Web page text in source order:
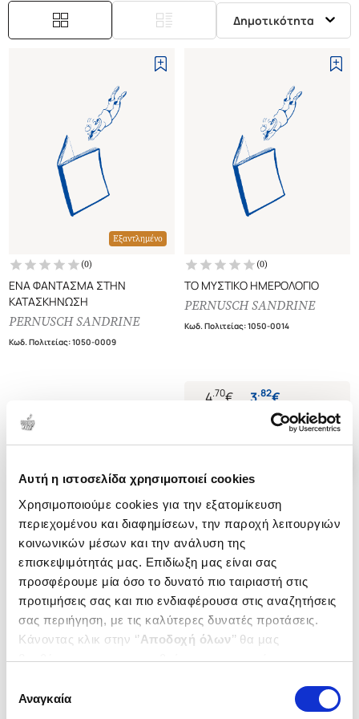
Αυτή η ιστοσελίδα χρησιμοποιεί cookies
Χρησιμοποιούμε cookies για την εξατομίκευση
περιεχομένου και διαφημίσεων, την παροχή λειτουργιών
κοινωνικών μέσων και την ανάλυση της
επισκεψιμότητάς μας. Επιδίωξη μας είναι σας
προσφέρουμε μία όσο το δυνατό πιο ταιριαστή στις
προτιμήσεις σας και πιο ενδιαφέρουσα στις αναζητήσεις
σας περιήγηση, με τις καλύτερες δυνατές προτάσεις.
Κάνοντας κλικ στην ‘’Αποδοχή όλων’’ θα μας
βοηθήσετε να ανταποκριθούμε στα παραπάνω.
ενδιαφέρουν και να επιλέξετε από τα παρακάτω με την
΄΄και να ενημερωθείτε σχετικά με
συγκατάθεσης
Αναγκαία
Δημοτικότητα
Εξαντλημένο
(0)
ΕΝΑ ΦΑΝΤΑΣΜΑ ΣΤΗΝ
ΚΑΤΑΣΚΗΝΩΣΗ
PERNUSCH SANDRINE
Κωδ. Πολιτείας:1050-0009
(0)
ΤΟ ΜΥΣΤΙΚΟ ΗΜΕΡΟΛΟΓΙΟ
PERNUSCH SANDRINE
Κωδ. Πολιτείας:1050-0014
4.70€ 3.82€
Τιμή Πολιτείας